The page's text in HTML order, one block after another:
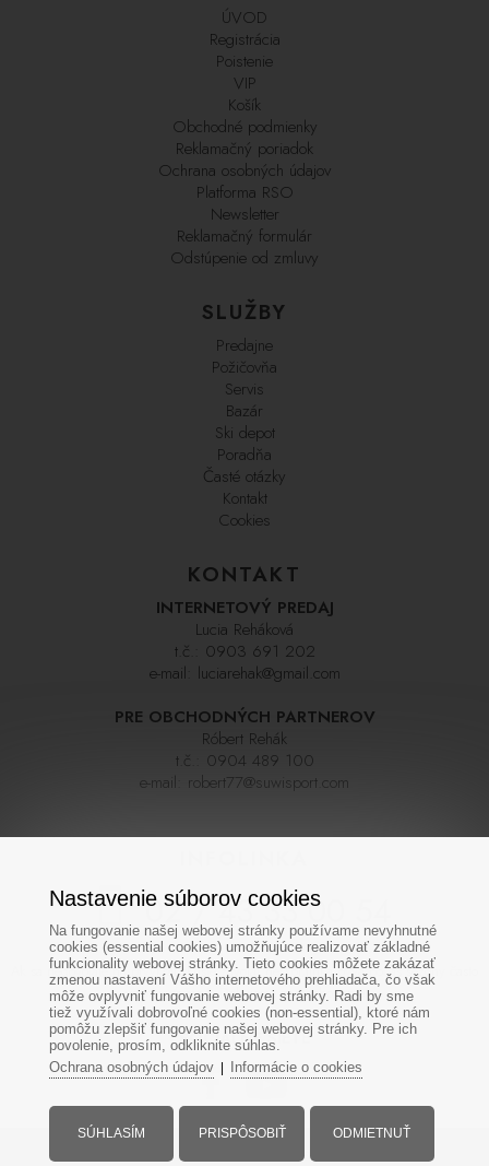
ÚVOD
Registrácia
Poistenie
VIP
Košík
Obchodné podmienky
Reklamačný poriadok
Ochrana osobných údajov
Platforma RSO
Newsletter
Reklamačný formulár
Odstúpenie od zmluvy
SLUŽBY
Predajne
Požičovňa
Servis
Bazár
Ski depot
Poradňa
Časté otázky
Kontakt
Cookies
KONTAKT
INTERNETOVÝ PREDAJ
Lucia Reháková
t.č.: 0903 691 202
e-mail: luciarehak@gmail.com
PRE OBCHODNÝCH PARTNEROV
Róbert Rehák
t.č.: 0904 489 100
e-mail: robert77@suwisport.com
02 / 43 33 00 54
Ak sa nedovoláte na prvýkrát skúste zavolať neskôr,linka býva počas sezóny často
veľmi vyťažená. Ďakujeme za pochopenie
SOCIÁLNE SIETE
Nastavenie súborov cookies
Na fungovanie našej webovej stránky používame nevyhnutné
cookies (essential cookies) umožňujúce realizovať základné
funkcionality webovej stránky. Tieto cookies môžete zakázať
zmenou nastavení Vášho internetového prehliadača, čo však
môže ovplyvniť fungovanie webovej stránky. Radi by sme
tiež využívali dobrovoľné cookies (non-essential), ktoré nám
pomôžu zlepšiť fungovanie našej webovej stránky. Pre ich
povolenie, prosím, odkliknite súhlas.
Ochrana osobných údajov| Informácie o cookies
SÚHLASÍM PRISPÔSOBIŤ ODMIETNUŤ